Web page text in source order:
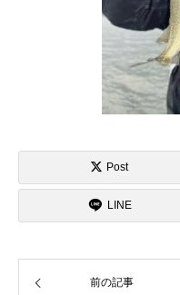
Post
LINE
前の記事